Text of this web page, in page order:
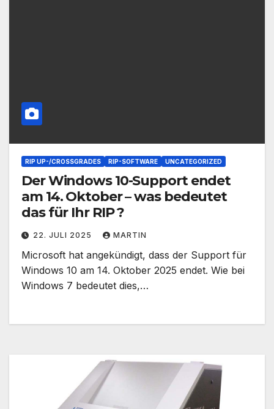
RIP UP-/CROSSGRADES RIP-SOFTWARE UNCATEGORIZED
Der Windows 10-Support endet
am 14. Oktober – was bedeutet
das für Ihr RIP ?
22. JULI 2025 MARTIN
Microsoft hat angekündigt, dass der Support für
Windows 10 am 14. Oktober 2025 endet. Wie bei
Windows 7 bedeutet dies,…